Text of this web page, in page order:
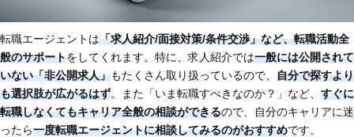
転職エージェントは「求人紹介/面接対策/条件交渉」など、転職活動全
般のサポートをしてくれます。特に、求人紹介では一般には公開されて
いない「非公開求人」もたくさん取り扱っているので、 自分で探すより
も選択肢が広がるはず。また「いま転職すべきなのか？」など、 すぐに
転職しなくてもキャリア全般の相談ができるので、自分のキャリアに迷
ったら一度転職エージェントに相談してみるのがおすすめです。